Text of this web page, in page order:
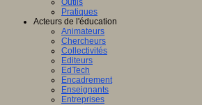
Outils
Pratiques
Acteurs de l'éducation
Animateurs
Chercheurs
Collectivités
Editeurs
EdTech
Encadrement
Enseignants
Entreprises